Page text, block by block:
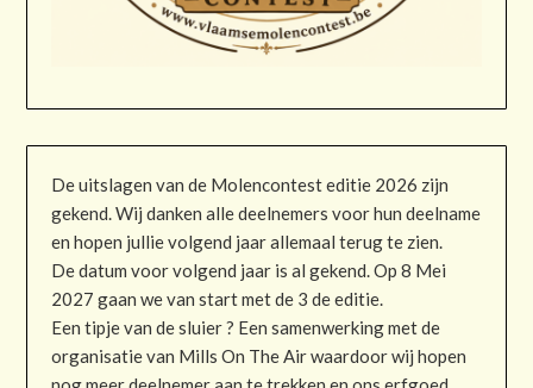
De uitslagen van de Molencontest editie 2026 zijn
gekend. Wij danken alle deelnemers voor hun deelname
en hopen jullie volgend jaar allemaal terug te zien.
De datum voor volgend jaar is al gekend. Op 8 Mei
2027 gaan we van start met de 3 de editie.
Een tipje van de sluier ? Een samenwerking met de
organisatie van Mills On The Air waardoor wij hopen